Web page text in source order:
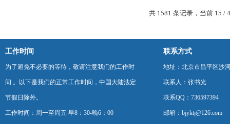
共 1581 条记录，当前 15 /
工作时间
为了避免不必要的等待，敬请注意我们的工作时
间 。以下是我们的正常工作时间，中国大陆法定
节假日除外。
工作时间：周一至周五 早8：30-晚6：00
联系方式
地址：北京市昌平区沙
联系人：张书光
联系QQ：736597394
邮箱：bjyktj@126.com